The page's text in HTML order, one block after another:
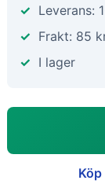
Leverans:
Frakt: 85
I lager